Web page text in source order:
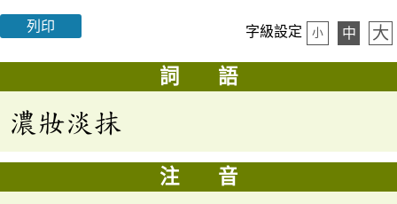
列印 字級設定 小 中 大
詞 語
濃妝淡抹
注 音